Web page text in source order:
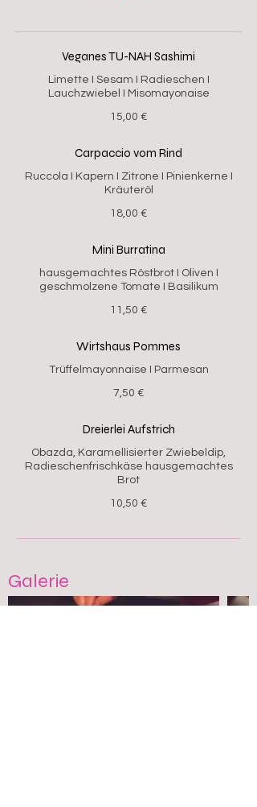
Veganes TU-NAH Sashimi
Limette I Sesam I Radieschen I
Lauchzwiebel I Misomayonaise
15,00 €
Carpaccio vom Rind
Ruccola I Kapern I Zitrone I Pinienkerne I
Kräuteröl
18,00 €
Mini Burratina
hausgemachtes Röstbrot I Oliven I
geschmolzene Tomate I Basilikum
11,50 €
Wirtshaus Pommes
Trüffelmayonnaise I Parmesan
7,50 €
Dreierlei Aufstrich
Obazda, Karamellisierter Zwiebeldip,
Radieschenfrischkäse hausgemachtes
Brot
10,50 €
Galerie